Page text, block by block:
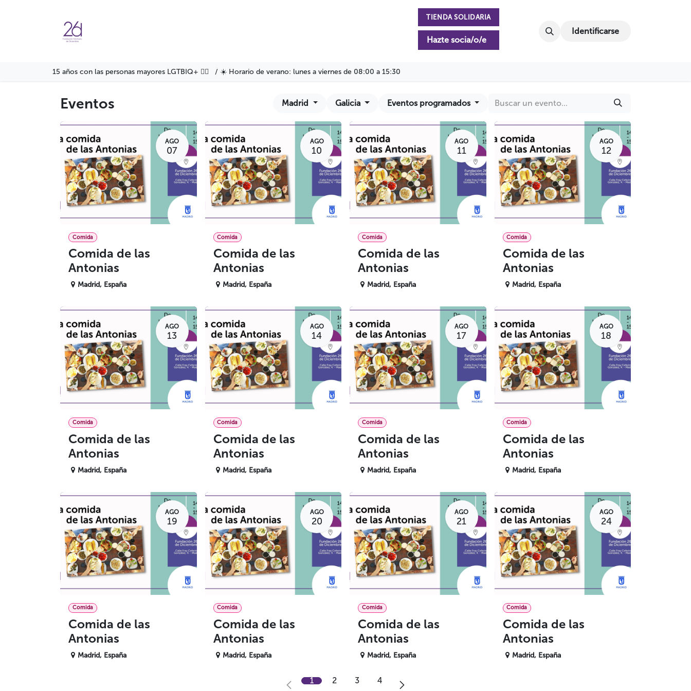
TIENDA SOLIDARIA
Hazte socia/o/e
Identificarse
15 años con las personas mayores LGTBIQ+ 🏳️‍🌈 / ☀️ Horario de verano: lunes a viernes de 08:00 a 15:30
Eventos Madrid Galicia Eventos programados
AGO
07
Comida
Comida de las
Antonias
Madrid, España
AGO
10
Comida
Comida de las
Antonias
Madrid, España
AGO
11
Comida
Comida de las
Antonias
Madrid, España
AGO
12
Comida
Comida de las
Antonias
Madrid, España
AGO
13
Comida
Comida de las
Antonias
Madrid, España
AGO
14
Comida
Comida de las
Antonias
Madrid, España
AGO
17
Comida
Comida de las
Antonias
Madrid, España
AGO
18
Comida
Comida de las
Antonias
Madrid, España
AGO
19
Comida
Comida de las
Antonias
Madrid, España
AGO
20
Comida
Comida de las
Antonias
Madrid, España
AGO
21
Comida
Comida de las
Antonias
Madrid, España
AGO
24
Comida
Comida de las
Antonias
Madrid, España
1 2 3 4